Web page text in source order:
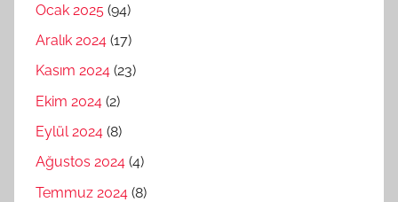
Ocak 2025 (94)
Aralık 2024 (17)
Kasım 2024 (23)
Ekim 2024 (2)
Eylül 2024 (8)
Ağustos 2024 (4)
Temmuz 2024 (8)